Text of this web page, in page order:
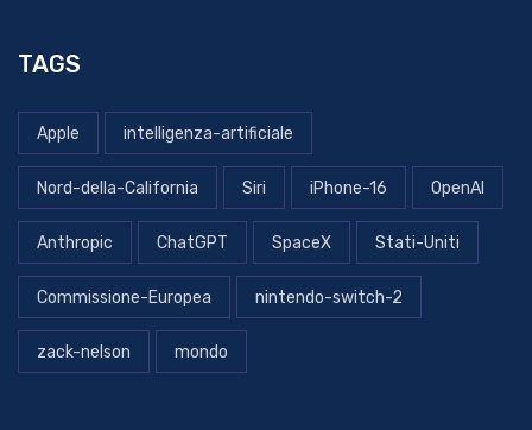
TAGS
Apple intelligenza-artificiale
Nord-della-California Siri iPhone-16 OpenAI
Anthropic ChatGPT SpaceX Stati-Uniti
Commissione-Europea nintendo-switch-2
zack-nelson mondo